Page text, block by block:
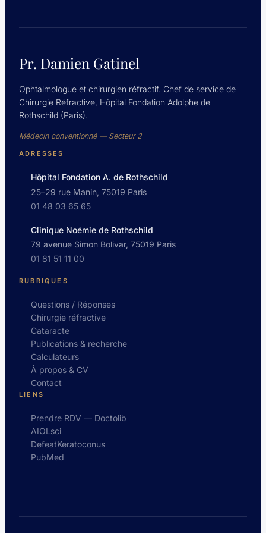
C,
A,
H,
Moran
S,
A,
JCRS,
December
2019
Pr. Damien Gatinel
Ophtalmologue et chirurgien réfractif. Chef de service de
Chirurgie Réfractive, Hôpital Fondation Adolphe de
Rothschild (Paris).
Médecin conventionné — Secteur 2
ADRESSES
Hôpital Fondation A. de Rothschild
25–29 rue Manin, 75019 Paris
01 48 03 65 65
Clinique Noémie de Rothschild
79 avenue Simon Bolivar, 75019 Paris
01 81 51 11 00
RUBRIQUES
Questions / Réponses
Chirurgie réfractive
Cataracte
Publications & recherche
Calculateurs
À propos & CV
Contact
LIENS
Prendre RDV — Doctolib
AIOLsci
DefeatKeratoconus
PubMed